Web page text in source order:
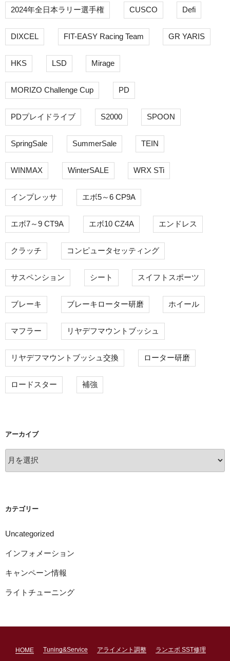
2024年全日本ラリー選手権 CUSCO Defi
DIXCEL FIT-EASY Racing Team GR YARIS
HKS LSD Mirage
MORIZO Challenge Cup PD
PDプレイドライブ S2000 SPOON
SpringSale SummerSale TEIN
WINMAX WinterSALE WRX STi
インプレッサ エボ5～6 CP9A
エボ7～9 CT9A エボ10 CZ4A エンドレス
クラッチ コンピュータセッティング
サスペンション シート スイフトスポーツ
ブレーキ ブレーキローター研磨 ホイール
マフラー リヤデフマウントブッシュ
リヤデフマウントブッシュ交換 ローター研磨
ロードスター 補強
アーカイブ
ー
カテゴリー
Uncategorized
インフォメーション
キャンペーン情報
ライトチューニング
HOME Tuning&Service アライメント調整 ランエボ SST修理